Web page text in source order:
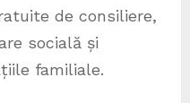
de consiliere,
socială și
familiale.